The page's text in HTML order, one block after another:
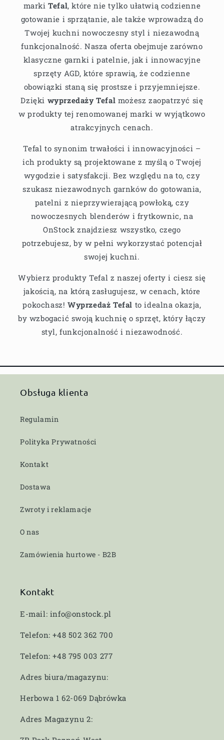
markiTefal, które nie tylko ułatwią codzienne
gotowanie i sprzątanie, ale także wprowadzą do
Twojej kuchni nowoczesny styl i niezawodną
funkcjonalność. Nasza oferta obejmuje zarówno
klasyczne garnki i patelnie, jak i innowacyjne
sprzęty AGD, które sprawią, że codzienne
obowiązki staną się prostsze i przyjemniejsze.
Dzięki wyprzedaży Tefal możesz zaopatrzyć się
w produkty tej renomowanej marki w wyjątkowo
atrakcyjnych cenach.
Tefal to synonim trwałości i innowacyjności –
ich produkty są projektowane z myślą o Twojej
wygodzie i satysfakcji. Bez względu na to, czy
szukasz niezawodnych garnków do gotowania,
patelni z nieprzywierającą powłoką, czy
nowoczesnych blenderów i frytkownic, na
OnStock znajdziesz wszystko, czego
potrzebujesz, by w pełni wykorzystać potencjał
swojej kuchni.
Wybierz produkty Tefal z naszej oferty i ciesz się
jakością, na którą zasługujesz, w cenach, które
pokochasz!Wyprzedaż Tefal to idealna okazja,
by wzbogacić swoją kuchnię o sprzęt, który łączy
styl, funkcjonalność i niezawodność.
Obsługa klienta
Regulamin
Polityka Prywatności
Kontakt
Dostawa
Zwroty i reklamacje
O nas
Zamówienia hurtowe - B2B
Kontakt
E-mail: info@onstock.pl
Telefon: +48 502 362 700
Telefon: +48 795 003 277
Adres biura/magazynu:
Herbowa 1 62-069 Dąbrówka
Adres Magazynu 2: